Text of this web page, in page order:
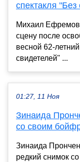
спектакля "Без
Михаил Ефремов
сцену после
весной 62-
свидетелей" ...
01:27, 11 Ноя
Зинаида
со своим
Зинаида
редкий снимок